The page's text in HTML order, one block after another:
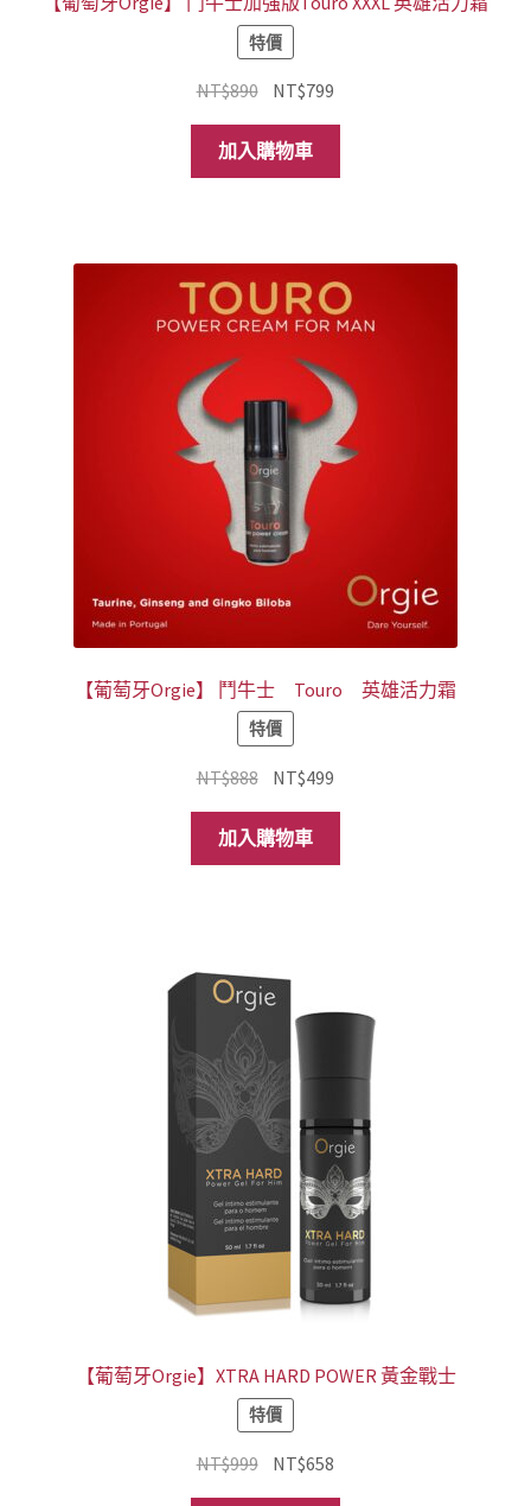
特價
NT$890 原
始
價
格：
NT$799
前
格：
加入購物車
【葡萄牙Orgie】 鬥牛士 Touro 英雄活力霜
特價
NT$888 原
價
格：
NT$499
格：
加入購物車
【葡萄牙Orgie】XTRA HARD POWER 黃金戰士
特價
NT$999 原
始
NT$658
前